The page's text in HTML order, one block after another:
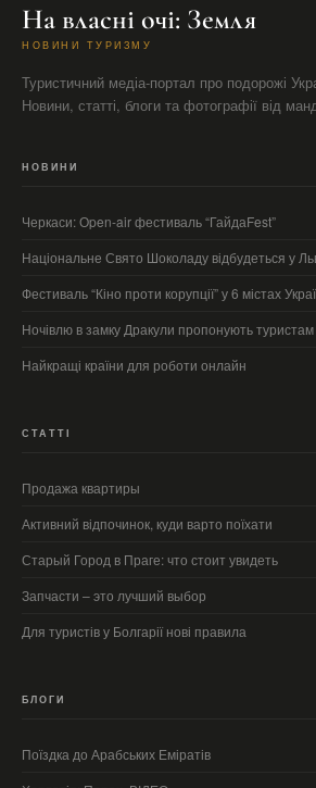
На власні очі: Земля
НОВИНИ ТУРИЗМУ
Туристичний медіа-портал про подорожі
Новини, статті, блоги та фотографії від
НОВИНИ
Черкаси: Оpen-air фестиваль “ГайдаFest”
Національне Свято Шоколаду відбудеться у
Фестиваль “Кіно проти корупції” у 6 містах
Ночівлю в замку Дракули пропонують туристам
Найкращі країни для роботи онлайн
СТАТТІ
Продажа квартиры
Активний відпочинок, куди варто поїхати
Старый Город в Праге: что стоит увидеть
Запчасти – это лучший выбор
Для туристів у Болгарії нові правила
БЛОГИ
Поїздка до Арабських Еміратів